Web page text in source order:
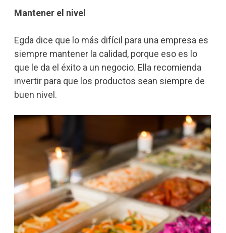
Mantener el nivel
Egda dice que lo más difícil para una empresa es
siempre mantener la calidad, porque eso es lo
que le da el éxito a un negocio. Ella recomienda
invertir para que los productos sean siempre de
buen nivel.